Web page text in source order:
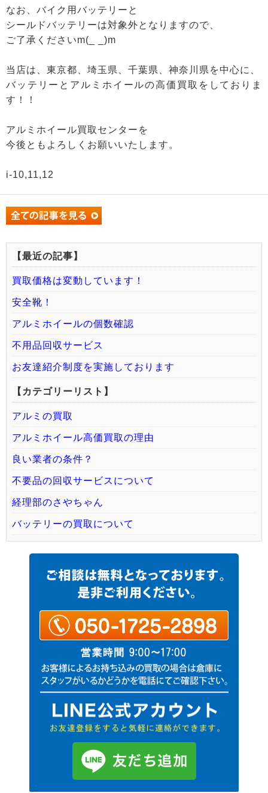
なお、バイク用バッテリーと
シールドバッテリーは対象外となりますので、
ご了承くださいm(_ _)m
当店は、東京都、埼玉県、千葉県、神奈川県を中心に、
バッテリーとアルミホイールの高価買取をしておりま
す！！
アルミホイール買取センターを
今後ともよろしくお願いいたします。
i-10,11,12
【最近の記事】
買取価格は変動しています！
安全靴！
アルミホイールの個数確認
不用品回収サービス
お友達紹介制度を実施しております
【カテゴリーリスト】
アルミの買取
アルミホイール高価買取の理由
良い業者の条件？
不要品の回収サービスについて
経理部のさやちゃん
バッテリーの買取について